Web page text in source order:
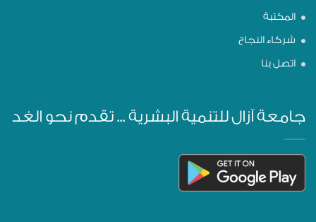
المكتبة
شركاء النجاح
اتصل بنا
جامعة آزال للتنمية البشرية ... تقدم نحو الغد